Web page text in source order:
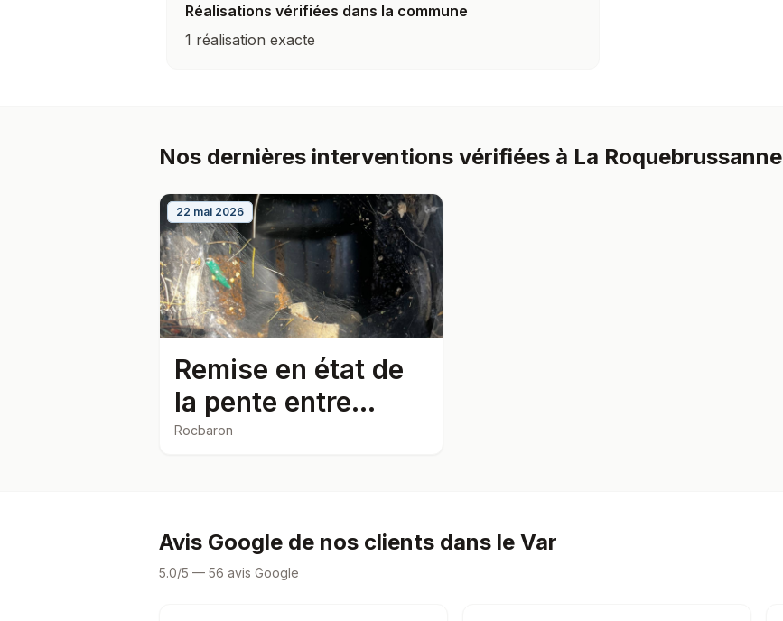
Réalisations vérifiées dans la commune
1 réalisation exacte
Nos dernières interventions vérifiées à La Roquebrussanne
22 mai 2026
Remise en état de
la pente entre
fosse septique et
Rocbaron
Avis Google de nos clients dans le Var
5.0/5 — 56 avis Google